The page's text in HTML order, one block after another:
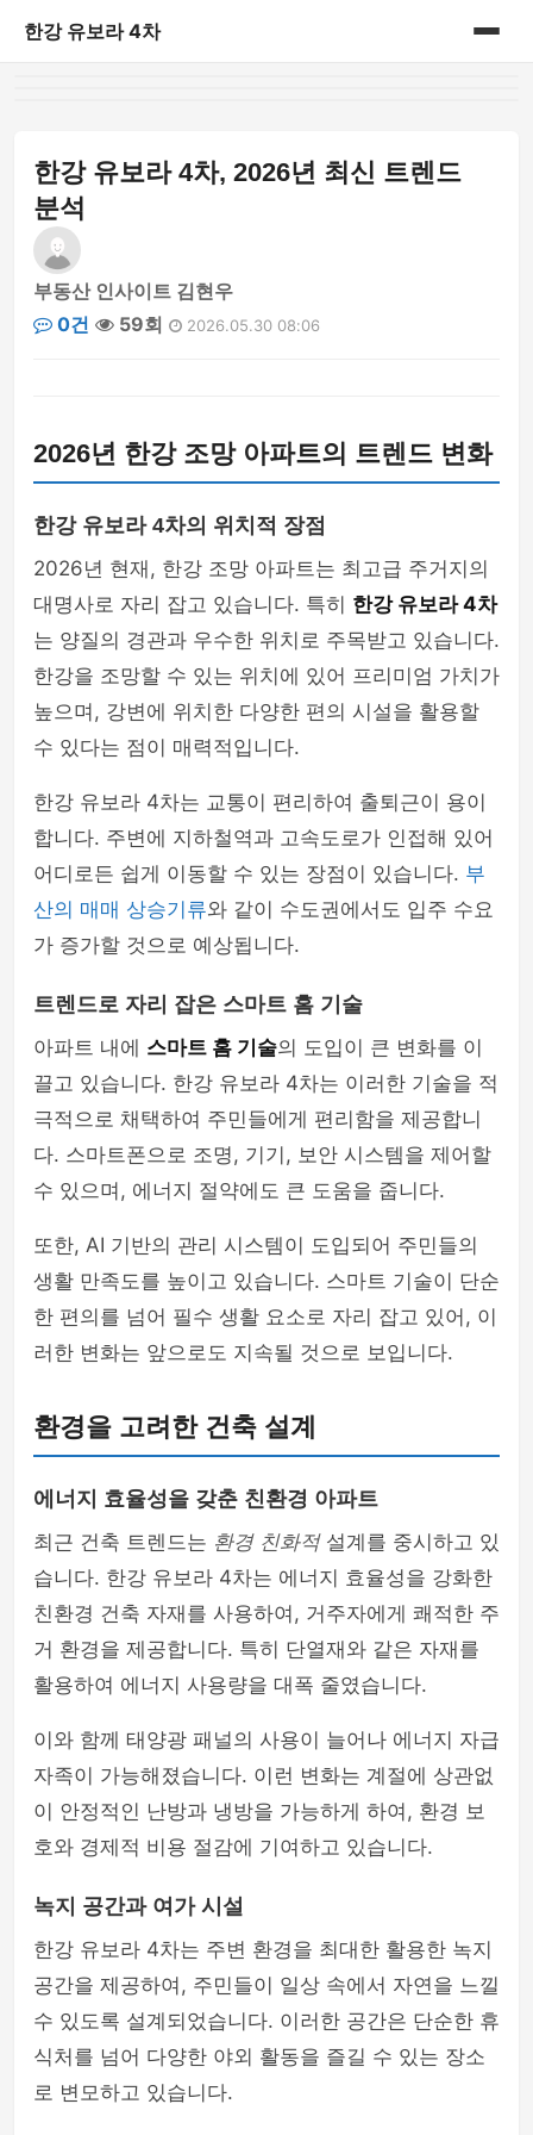
한강 유보라 4차
한강 유보라 4차, 2026년 최신 트렌드
분석
부동산 인사이트 김현우
0건
59회 2026.05.30 08:06
2026년 한강 조망 아파트의 트렌드 변화
한강 유보라 4차의 위치적 장점
2026년 현재, 한강 조망 아파트는 최고급 주거지의
대명사로 자리 잡고 있습니다. 특히 한강 유보라 4차
는 양질의 경관과 우수한 위치로 주목받고 있습니다.
한강을 조망할 수 있는 위치에 있어 프리미엄 가치가
높으며, 강변에 위치한 다양한 편의 시설을 활용할
수 있다는 점이 매력적입니다.
한강 유보라 4차는 교통이 편리하여 출퇴근이 용이
합니다. 주변에 지하철역과 고속도로가 인접해 있어
어디로든 쉽게 이동할 수 있는 장점이 있습니다. 부
산의 매매 상승기류와 같이 수도권에서도 입주 수요
가 증가할 것으로 예상됩니다.
트렌드로 자리 잡은 스마트 홈 기술
아파트 내에 스마트 홈 기술의 도입이 큰 변화를 이
끌고 있습니다. 한강 유보라 4차는 이러한 기술을 적
극적으로 채택하여 주민들에게 편리함을 제공합니
다. 스마트폰으로 조명, 기기, 보안 시스템을 제어할
수 있으며, 에너지 절약에도 큰 도움을 줍니다.
또한, AI 기반의 관리 시스템이 도입되어 주민들의
생활 만족도를 높이고 있습니다. 스마트 기술이 단순
한 편의를 넘어 필수 생활 요소로 자리 잡고 있어, 이
러한 변화는 앞으로도 지속될 것으로 보입니다.
환경을 고려한 건축 설계
에너지 효율성을 갖춘 친환경 아파트
최근 건축 트렌드는 환경 친화적설계를 중시하고 있
습니다. 한강 유보라 4차는 에너지 효율성을 강화한
친환경 건축 자재를 사용하여, 거주자에게 쾌적한 주
거 환경을 제공합니다. 특히 단열재와 같은 자재를
활용하여 에너지 사용량을 대폭 줄였습니다.
이와 함께 태양광 패널의 사용이 늘어나 에너지 자급
자족이 가능해졌습니다. 이런 변화는 계절에 상관없
이 안정적인 난방과 냉방을 가능하게 하여, 환경 보
호와 경제적 비용 절감에 기여하고 있습니다.
녹지 공간과 여가 시설
한강 유보라 4차는 주변 환경을 최대한 활용한 녹지
공간을 제공하여, 주민들이 일상 속에서 자연을 느낄
수 있도록 설계되었습니다. 이러한 공간은 단순한 휴
식처를 넘어 다양한 야외 활동을 즐길 수 있는 장소
로 변모하고 있습니다.